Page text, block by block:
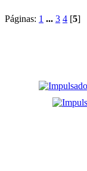
Páginas: 1 ... 3 4 [5]